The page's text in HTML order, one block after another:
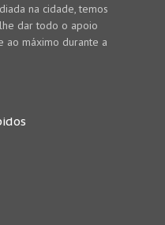
na cidade, temos
dar todo o apoio
ao máximo durante a